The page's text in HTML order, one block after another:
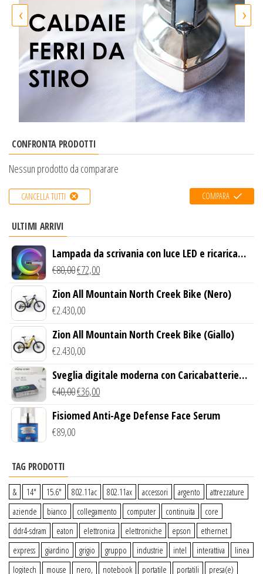
‹ ›
CONFRONTA PRODOTTI
Nessun prodotto da comparare
CANCELLA TUTTI COMPARA
ULTIMI ARRIVI
Lampada da scrivania con luce LED e ricarica
wireless
€80,00€72,00
Zion All Mountain North Creek Bike (Nero)
€2.430,00
Zion All Mountain North Creek Bike (Giallo)
€2.430,00
Sveglia digitale moderna con Caricabatterie
Wireless Qi
€40,00€36,00
Fisiomed Anti-Age Defense Face Serum
€89,00
TAG PRODOTTI
& 14″ 15.6″ 802.11ac 802.11ax accessori argento
attrezzature
aziende
bianco collegamento computer continuita
core
ddr4-sdram
eaton elettronica elettroniche epson
ethernet
express
giardino grigio gruppo industrie intel interattiva
linea
logitech
mouse nero, notebook portatile portatili presa(e)